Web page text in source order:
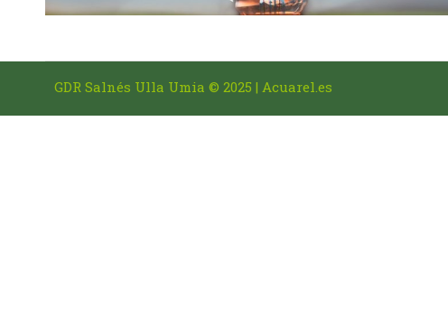
GDR Salnés Ulla Umia © 2025 | Acuarel.es